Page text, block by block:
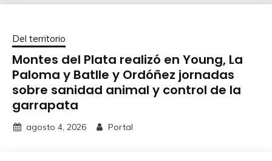
Del territorio
Montes del Plata realizó en Young, La
Paloma y Batlle y Ordóñez jornadas
sobre sanidad animal y control de la
garrapata
agosto 4, 2026 Portal